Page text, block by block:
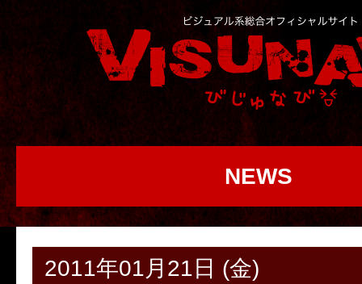
NEWS
2011年01月21日 (金)